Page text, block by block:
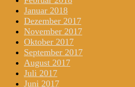
Januar 2018
Dezember 2017
November 2017
Oktober 2017
September 2017
August 2017
Juli 2017
Juni 2017